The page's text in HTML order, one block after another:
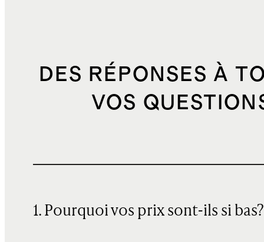
DES RÉPONSES À
VOS
1. Pourquoi vos prix sont-ils si bas?